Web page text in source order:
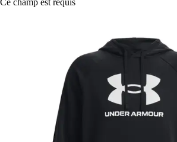
Ce champ est requis